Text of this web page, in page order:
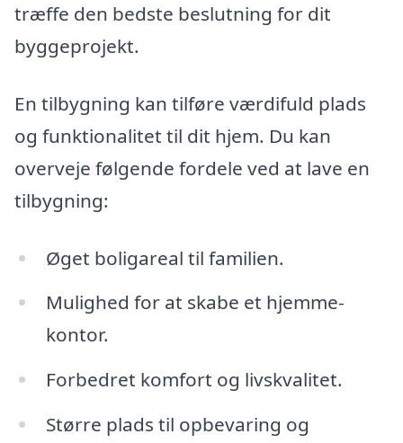
træffe den bedste beslutning for dit
byggeprojekt.
En tilbygning kan tilføre værdifuld plads
og funktionalitet til dit hjem. Du kan
overveje følgende fordele ved at lave en
tilbygning:
Øget boligareal til familien.
Mulighed for at skabe et hjemme-
kontor.
Forbedret komfort og livskvalitet.
Større plads til opbevaring og